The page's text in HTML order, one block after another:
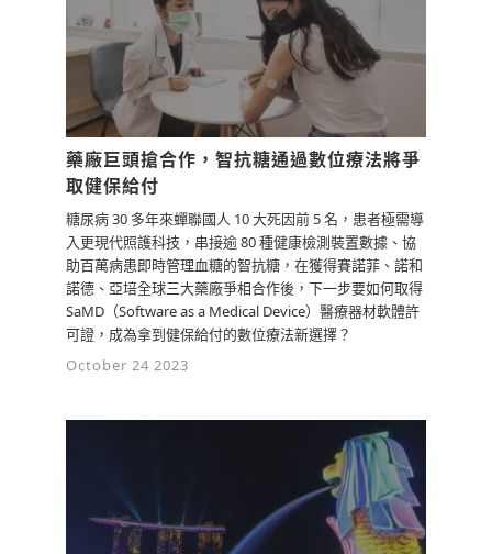
藥廠巨頭搶合作，智抗糖通過數位療法將爭
取健保給付
糖尿病 30 多年來蟬聯國人 10 大死因前 5 名，患者極需導
入更現代照護科技，串接逾 80 種健康檢測裝置數據、協
助百萬病患即時管理血糖的智抗糖，在獲得賽諾菲、諾和
諾德、亞培全球三大藥廠爭相合作後，下一步要如何取得
SaMD（Software as a Medical Device）醫療器材軟體許
可證，成為拿到健保給付的數位療法新選擇？
October 24 2023